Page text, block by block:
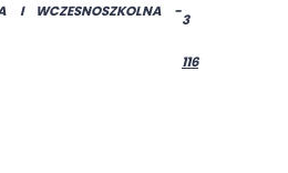
I WCZESNOSZKOLNA -3
116